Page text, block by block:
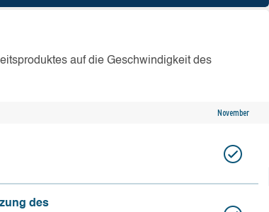
auf die Geschwindigkeit des
November
des